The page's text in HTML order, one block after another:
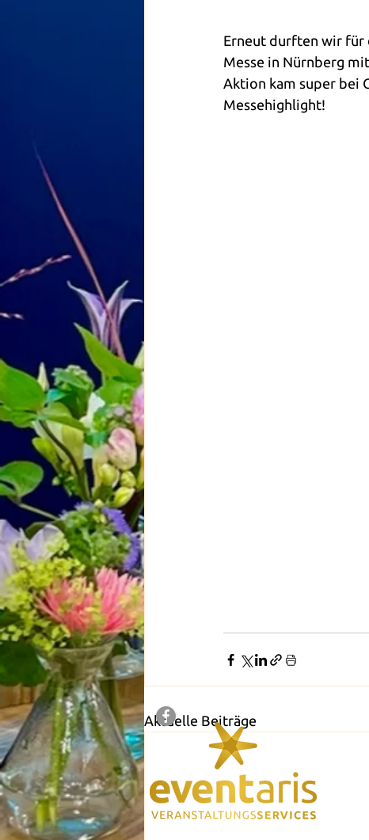
Erneut durften wir für
Messe in Nürnberg
Aktion kam super bei
Messehighlight!
Aktuelle Beiträge